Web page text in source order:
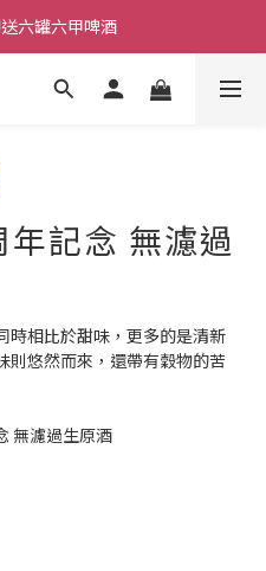
截單, 翌日順豐凍運派送。
六罐六甲啤酒
記念 無濾過
時相比於甜味，更多的是清新
則悠然而來，還帶有穀物的苦
無濾過生原酒